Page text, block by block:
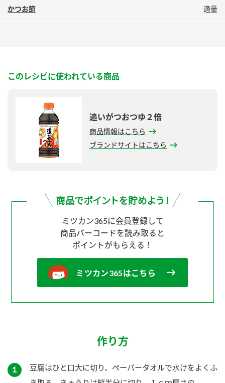
かつお節 適量
このレシピに使われている商品
追いがつおつゆ２倍
商品情報はこちら
ブランドサイトはこちら
ミツカン365に会員登録して
商品バーコードを読み取ると
ポイントがもらえる！
ミツカン365はこちら
作り方
１
豆腐はひと口大に切り、ペーパータオルで水けをよくふ